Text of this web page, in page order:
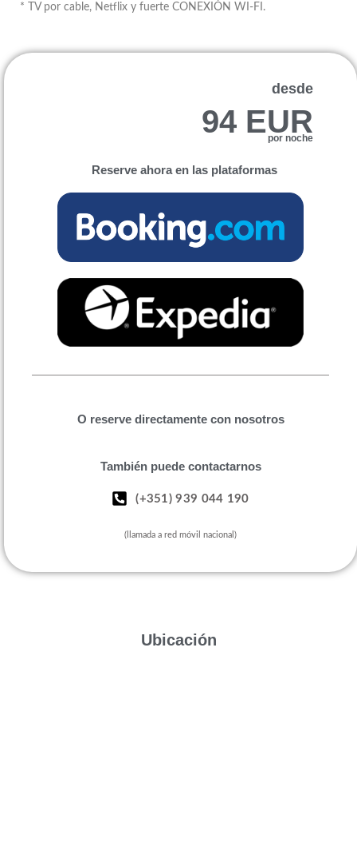
* TV por cable, Netflix y fuerte CONEXIÓN WI-FI.
desde
94 EUR
por noche
Reserve ahora en las plataformas
O reserve directamente con nosotros
También puede contactarnos
(+351) 939 044 190
(llamada a red móvil nacional)
Ubicación